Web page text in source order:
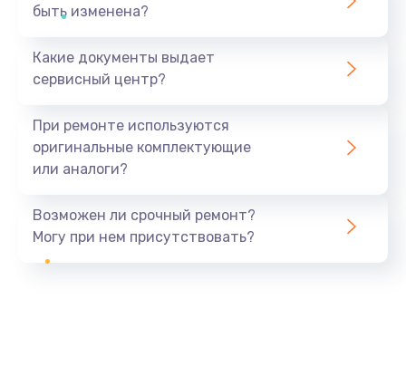
быть изменена?
Какие документы выдает
сервисный центр?
При ремонте используются
оригинальные комплектующие
или аналоги?
Возможен ли срочный ремонт?
Могу при нем присутствовать?